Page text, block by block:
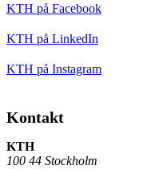
KTH på Facebook
KTH på LinkedIn
KTH på Instagram
Kontakt
KTH
100 44 Stockholm